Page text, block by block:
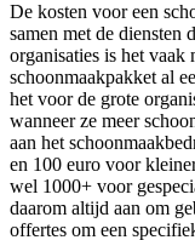
De kosten voor een
samen met de
organisaties is het vaak
schoonmaakpakket al
het voor de grote
wanneer ze meer
aan het
en 100 euro voor
wel 1000+ voor
daarom altijd aan om
offertes om een